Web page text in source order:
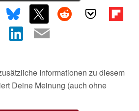
Informationen zu diesem
Deine Meinung (auch ohne